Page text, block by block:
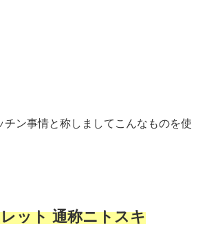
チン事情と称しましてこんなものを使
ット 通称ニトスキ